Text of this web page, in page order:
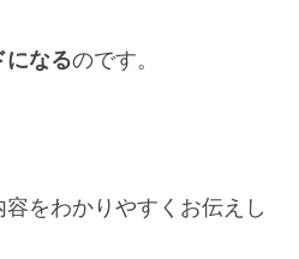
になるのです。
をわかりやすくお伝えし